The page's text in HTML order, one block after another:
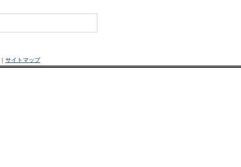
サイトマップ